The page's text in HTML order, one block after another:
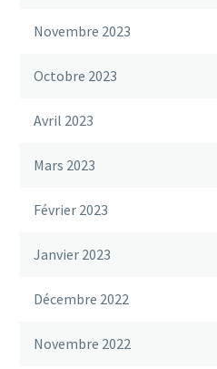
Novembre 2023
Octobre 2023
Avril 2023
Mars 2023
Février 2023
Janvier 2023
Décembre 2022
Novembre 2022